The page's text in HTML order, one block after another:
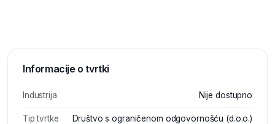
Informacije o tvrtki
Industrija Nije dostupno
Tip tvrtke Društvo s ograničenom odgovornošću (d.o.o.)